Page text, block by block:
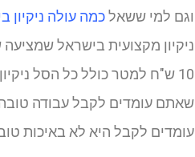
וגם למי ששאלכמה עולה ניקיון
ניקיון מקצועית בישראל
שאתם עומדים לקבל עבודה טובה
עומדים לקבל היא לא באיכות